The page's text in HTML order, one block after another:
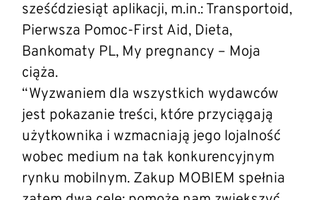
sześćdziesiąt aplikacji, m.in.: Transportoid,
Pierwsza Pomoc-First Aid, Dieta,
Bankomaty PL, My pregnancy – Moja
ciąża.
“Wyzwaniem dla wszystkich wydawców
jest pokazanie treści, które przyciągają
użytkownika i wzmacniają jego lojalność
wobec medium na tak konkurencyjnym
rynku mobilnym. Zakup MOBIEM spełnia